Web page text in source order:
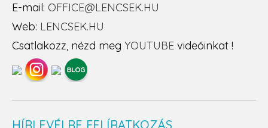
E-mail: OFFICE@LENCSEK.HU
Web: LENCSEK.HU
Csatlakozz, nézd meg YOUTUBE videóinkat !
HÍRLEVÉLRE FELÍRATKOZÁS